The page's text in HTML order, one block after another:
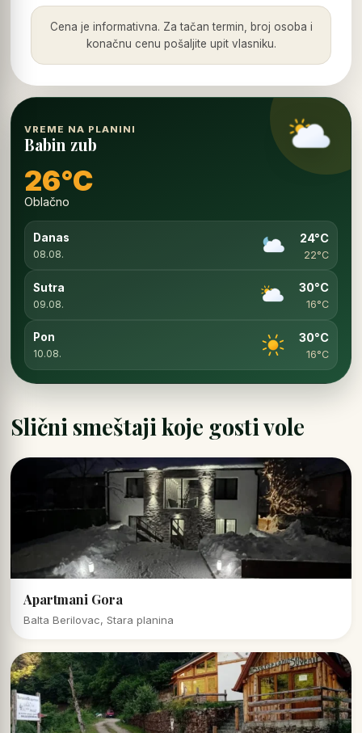
Cena je informativna. Za tačan termin, broj osoba i
konačnu cenu pošaljite upit vlasniku.
VREME NA PLANINI
Babin zub
26°C
Oblačno
Danas
08.08.
24°C
22°C
Sutra
09.08.
30°C
16°C
Pon
10.08.
30°C
16°C
Slični smeštaji koje gosti vole
Apartmani Gora
Balta Berilovac, Stara planina